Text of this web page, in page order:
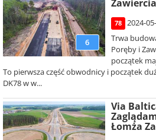
6
78
2024-
Trwa
Poręby i
początek
To pierwsza część obwodnicy i początek
DK78 w w...
Via
Łomża